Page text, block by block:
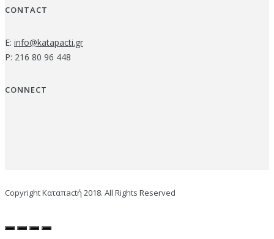
CONTACT
E: info@katapacti.gr
P: 216 80 96 448
CONNECT
Copyright Καταπactή 2018. All Rights Reserved